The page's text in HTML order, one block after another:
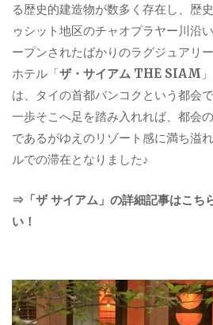
る歴史的建造物が数多く存在し、歴
ゥシット地区のチャオプラヤー川沿
ープンされたばかりのラグジュアリ
ホテル「ザ・サイアム THE SIAM
は、タイの首都バンコクという都会で
一歩そこへ足を踏み入れれば、都会
であるがゆえのリゾート感に満ち溢
ルでの滞在となりました♪
⇒「ザ サイアム」の詳細記事はこち
い！